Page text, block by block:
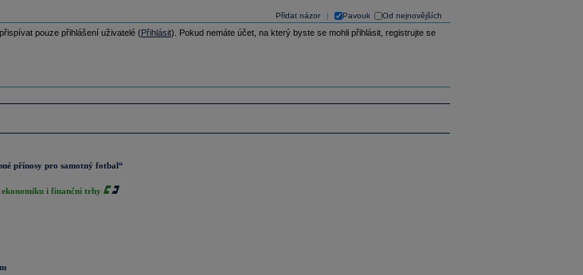
Přidat názor Pavouk Od nejnovějších
pouze přihlášení uživatelé (Přihlásit). Pokud nemáte účet, na který byste se mohli přihlásit, registrujte se
přínosy pro samotný fotbal“
i finanční trhy